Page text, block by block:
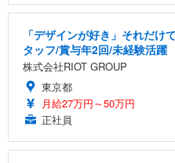
「デザインが好き」それだ
タッフ/賞与年2回/未経験活躍
株式会社RIOT GROUP
東京都
月給27万円～50万円
正社員